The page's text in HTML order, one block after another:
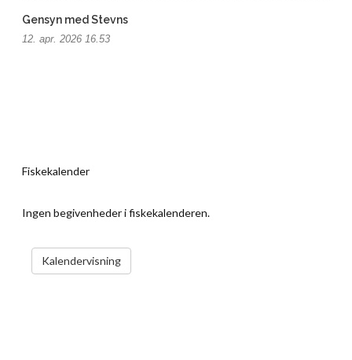
Gensyn med Stevns
12. apr. 2026 16.53
Fiskekalender
Ingen begivenheder i fiskekalenderen.
Kalendervisning